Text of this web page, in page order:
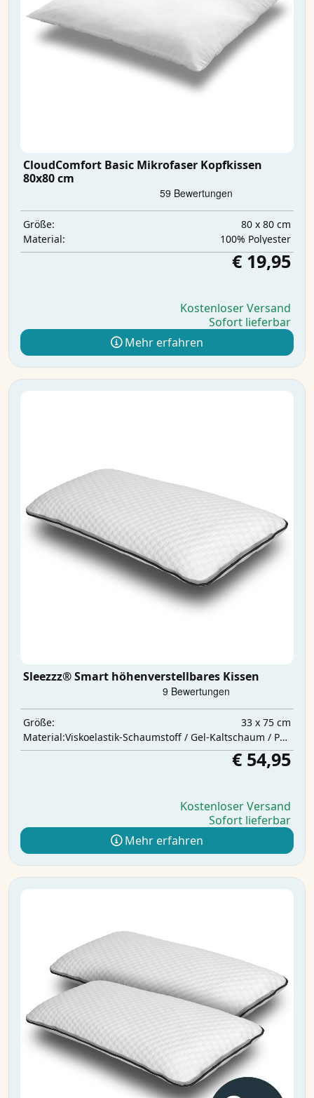
CloudComfort Basic Mikrofaser Kopfkissen
80x80 cm
Größe:
80 x 80 cm
Material:
‎100% Polyester
€ 19,95
Kostenloser Versand
Sofort lieferbar
Mehr erfahren
Sleezzz® Smart höhenverstellbares Kissen
Größe:
33 x 75 cm
Material:
Viskoelastik-Schaumstoff / Gel-Kaltschaum / Polyesterwatte
€ 54,95
Kostenloser Versand
Sofort lieferbar
Mehr erfahren